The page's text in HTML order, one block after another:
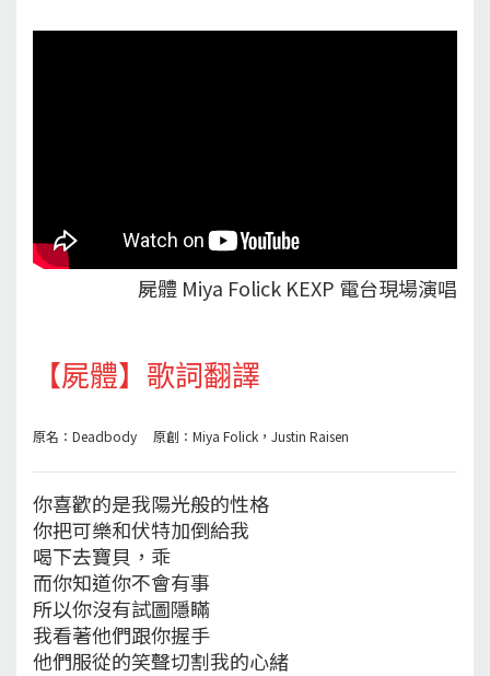
屍體 Miya Folick KEXP 電台現場演唱
【屍體】歌詞翻譯
原名：Deadbody 原創：Miya Folick，Justin Raisen
你喜歡的是我陽光般的性格
你把可樂和伏特加倒給我
喝下去寶貝，乖
而你知道你不會有事
所以你沒有試圖隱瞞
我看著他們跟你握手
他們服從的笑聲切割我的心緒